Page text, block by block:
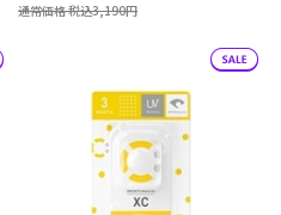
通常価格 税込3,190円